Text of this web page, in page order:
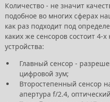
Количество - не значит
подобное во многих сферах
как раз подходит под
каких же сенсоров состоит 4-
устройства:
Главный сенсор -
цифровой зум;
Второстепенный сенсор
апертура f/2.4,